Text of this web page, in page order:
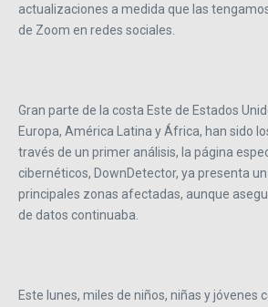
actualizaciones a medida que las
de Zoom en redes sociales.
Gran parte de la costa Este de Estados
Europa, América Latina y África, han sido
través de un primer análisis, la página
cibernéticos, DownDetector, ya presenta
principales zonas afectadas, aunque
de datos continuaba.
Este lunes, miles de niños, niñas y jóvenes